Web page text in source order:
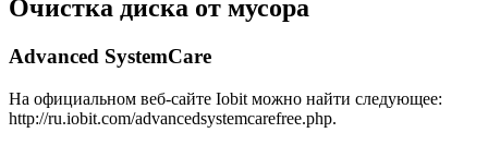
Очистка диска от мусора
Advanced SystemCare
На официальном веб-сайте Iobit можно найти следующее:
http://ru.iobit.com/advancedsystemcarefree.php.